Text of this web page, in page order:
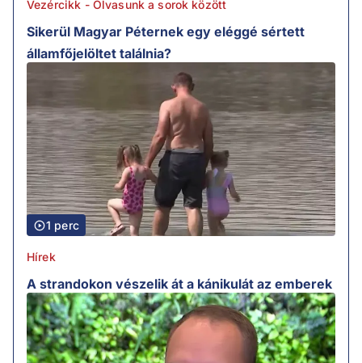
Vezércikk - Olvasunk a sorok között
Sikerül Magyar Péternek egy eléggé sértett
államfőjelöltet találnia?
1 perc
Hírek
A strandokon vészelik át a kánikulát az emberek